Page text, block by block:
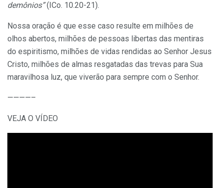
demônios”(ICo. 10.20-21).
Nossa oração é que esse caso resulte em milhões de
olhos abertos, milhões de pessoas libertas das mentiras
do espiritismo, milhões de vidas rendidas ao Senhor Jesus
Cristo, milhões de almas resgatadas das trevas para Sua
maravilhosa luz, que viverão para sempre com o Senhor.
————–
VEJA O VÍDEO